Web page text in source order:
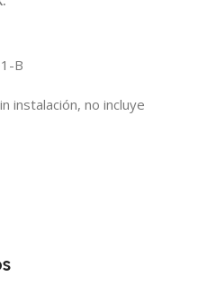
B
instalación, no incluye